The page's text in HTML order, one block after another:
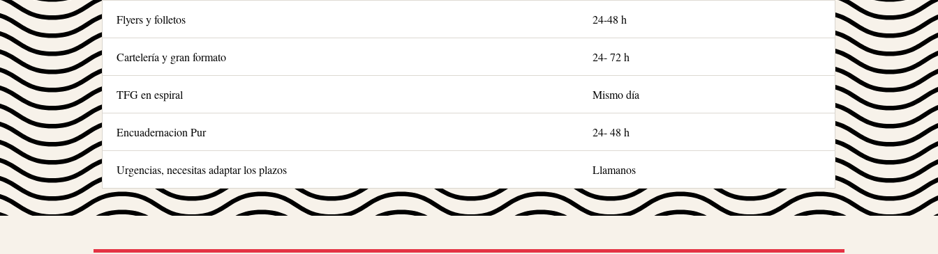
Flyers y folletos 24-48 h
Cartelería y gran formato 24- 72 h
TFG en espiral Mismo día
Encuadernacion Pur 24- 48 h
Urgencias, necesitas adaptar los plazos Llamanos